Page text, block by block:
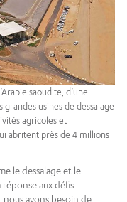
saoudite, d’une
usines de dessalage
agricoles et
abritent près de 4 millions
le dessalage et le
aux défis
nous avons besoin de